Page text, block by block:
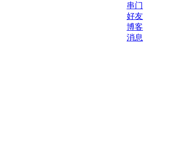
串门
好友
博客
消息